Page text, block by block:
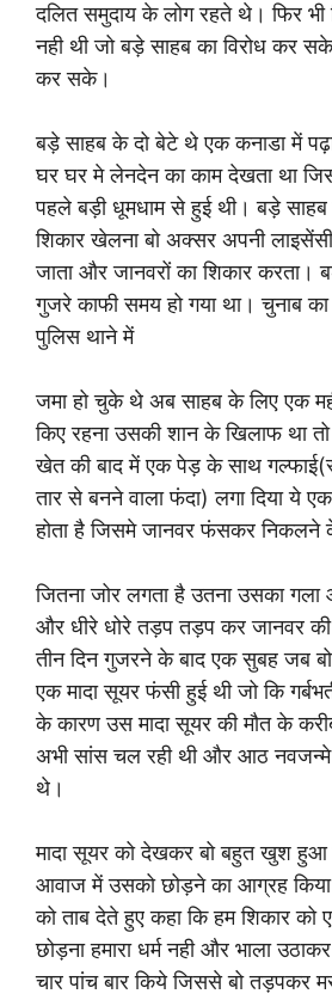
दलित समुदाय के लोग रहते थे। फिर भी
नही थी जो बड़े साहब का विरोध कर सके
कर सके।
बड़े साहब के दो बेटे थे एक कनाडा में
घर घर मे लेनदेन का काम देखता था
पहले बड़ी धूमधाम से हुई थी। बड़े
शिकार खेलना बो अक्सर अपनी
जाता और जानवरों का शिकार करता।
गुजरे काफी समय हो गया था। चुनाब
पुलिस थाने में
जमा हो चुके थे अब साहब के लिए एक
किए रहना उसकी शान के खिलाफ था
खेत की बाद में एक पेड़ के साथ
तार से बनने वाला फंदा) लगा दिया ये
होता है जिसमे जानवर फंसकर निकलने
जितना जोर लगता है उतना उसका
और धीरे धोरे तड़प तड़प कर जानवर की
तीन दिन गुजरने के बाद एक सुबह जब
एक मादा सूयर फंसी हुई थी जो कि
के कारण उस मादा सूयर की मौत के
अभी सांस चल रही थी और आठ
थे।
मादा सूयर को देखकर बो बहुत खुश हुआ
आवाज में उसको छोड़ने का आग्रह किया
को ताब देते हुए कहा कि हम शिकार को
छोड़ना हमारा धर्म नही और भाला
चार पांच बार किये जिससे बो तड़पकर